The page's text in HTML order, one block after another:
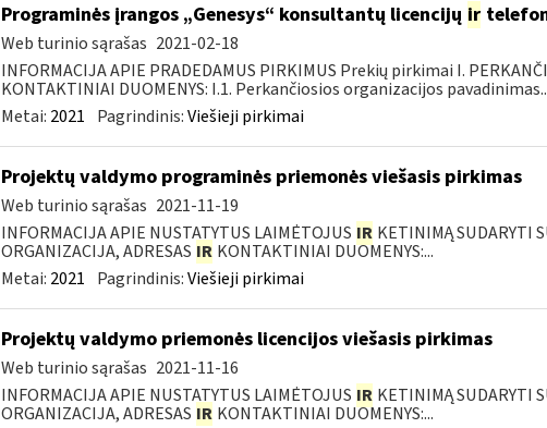
Programinės įrangos „Genesys“ konsultantų licencijų ir
Web turinio sąrašas 2021-02-18
INFORMACIJA APIE PRADEDAMUS PIRKIMUS Prekių pirkimai I.
KONTAKTINIAI DUOMENYS: I.1. Perkančiosios organizacijos
Metai: 2021 Pagrindinis:Viešieji pirkimai
Projektų valdymo programinės priemonės viešasis pirkimas
Web turinio sąrašas 2021-11-19
INFORMACIJA APIE NUSTATYTUS LAIMĖTOJUS IR KETINIMĄ SUDARYTI
ORGANIZACIJA, ADRESAS IR KONTAKTINIAI DUOMENYS:...
Metai: 2021 Pagrindinis:Viešieji pirkimai
Projektų valdymo priemonės licencijos viešasis pirkimas
Web turinio sąrašas 2021-11-16
INFORMACIJA APIE NUSTATYTUS LAIMĖTOJUS IR KETINIMĄ SUDARYTI
ORGANIZACIJA, ADRESAS IR KONTAKTINIAI DUOMENYS:...